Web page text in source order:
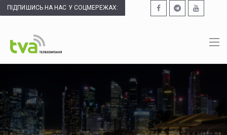
ПІДПИШИСЬ НА НАС У СОЦМЕРЕЖАХ: